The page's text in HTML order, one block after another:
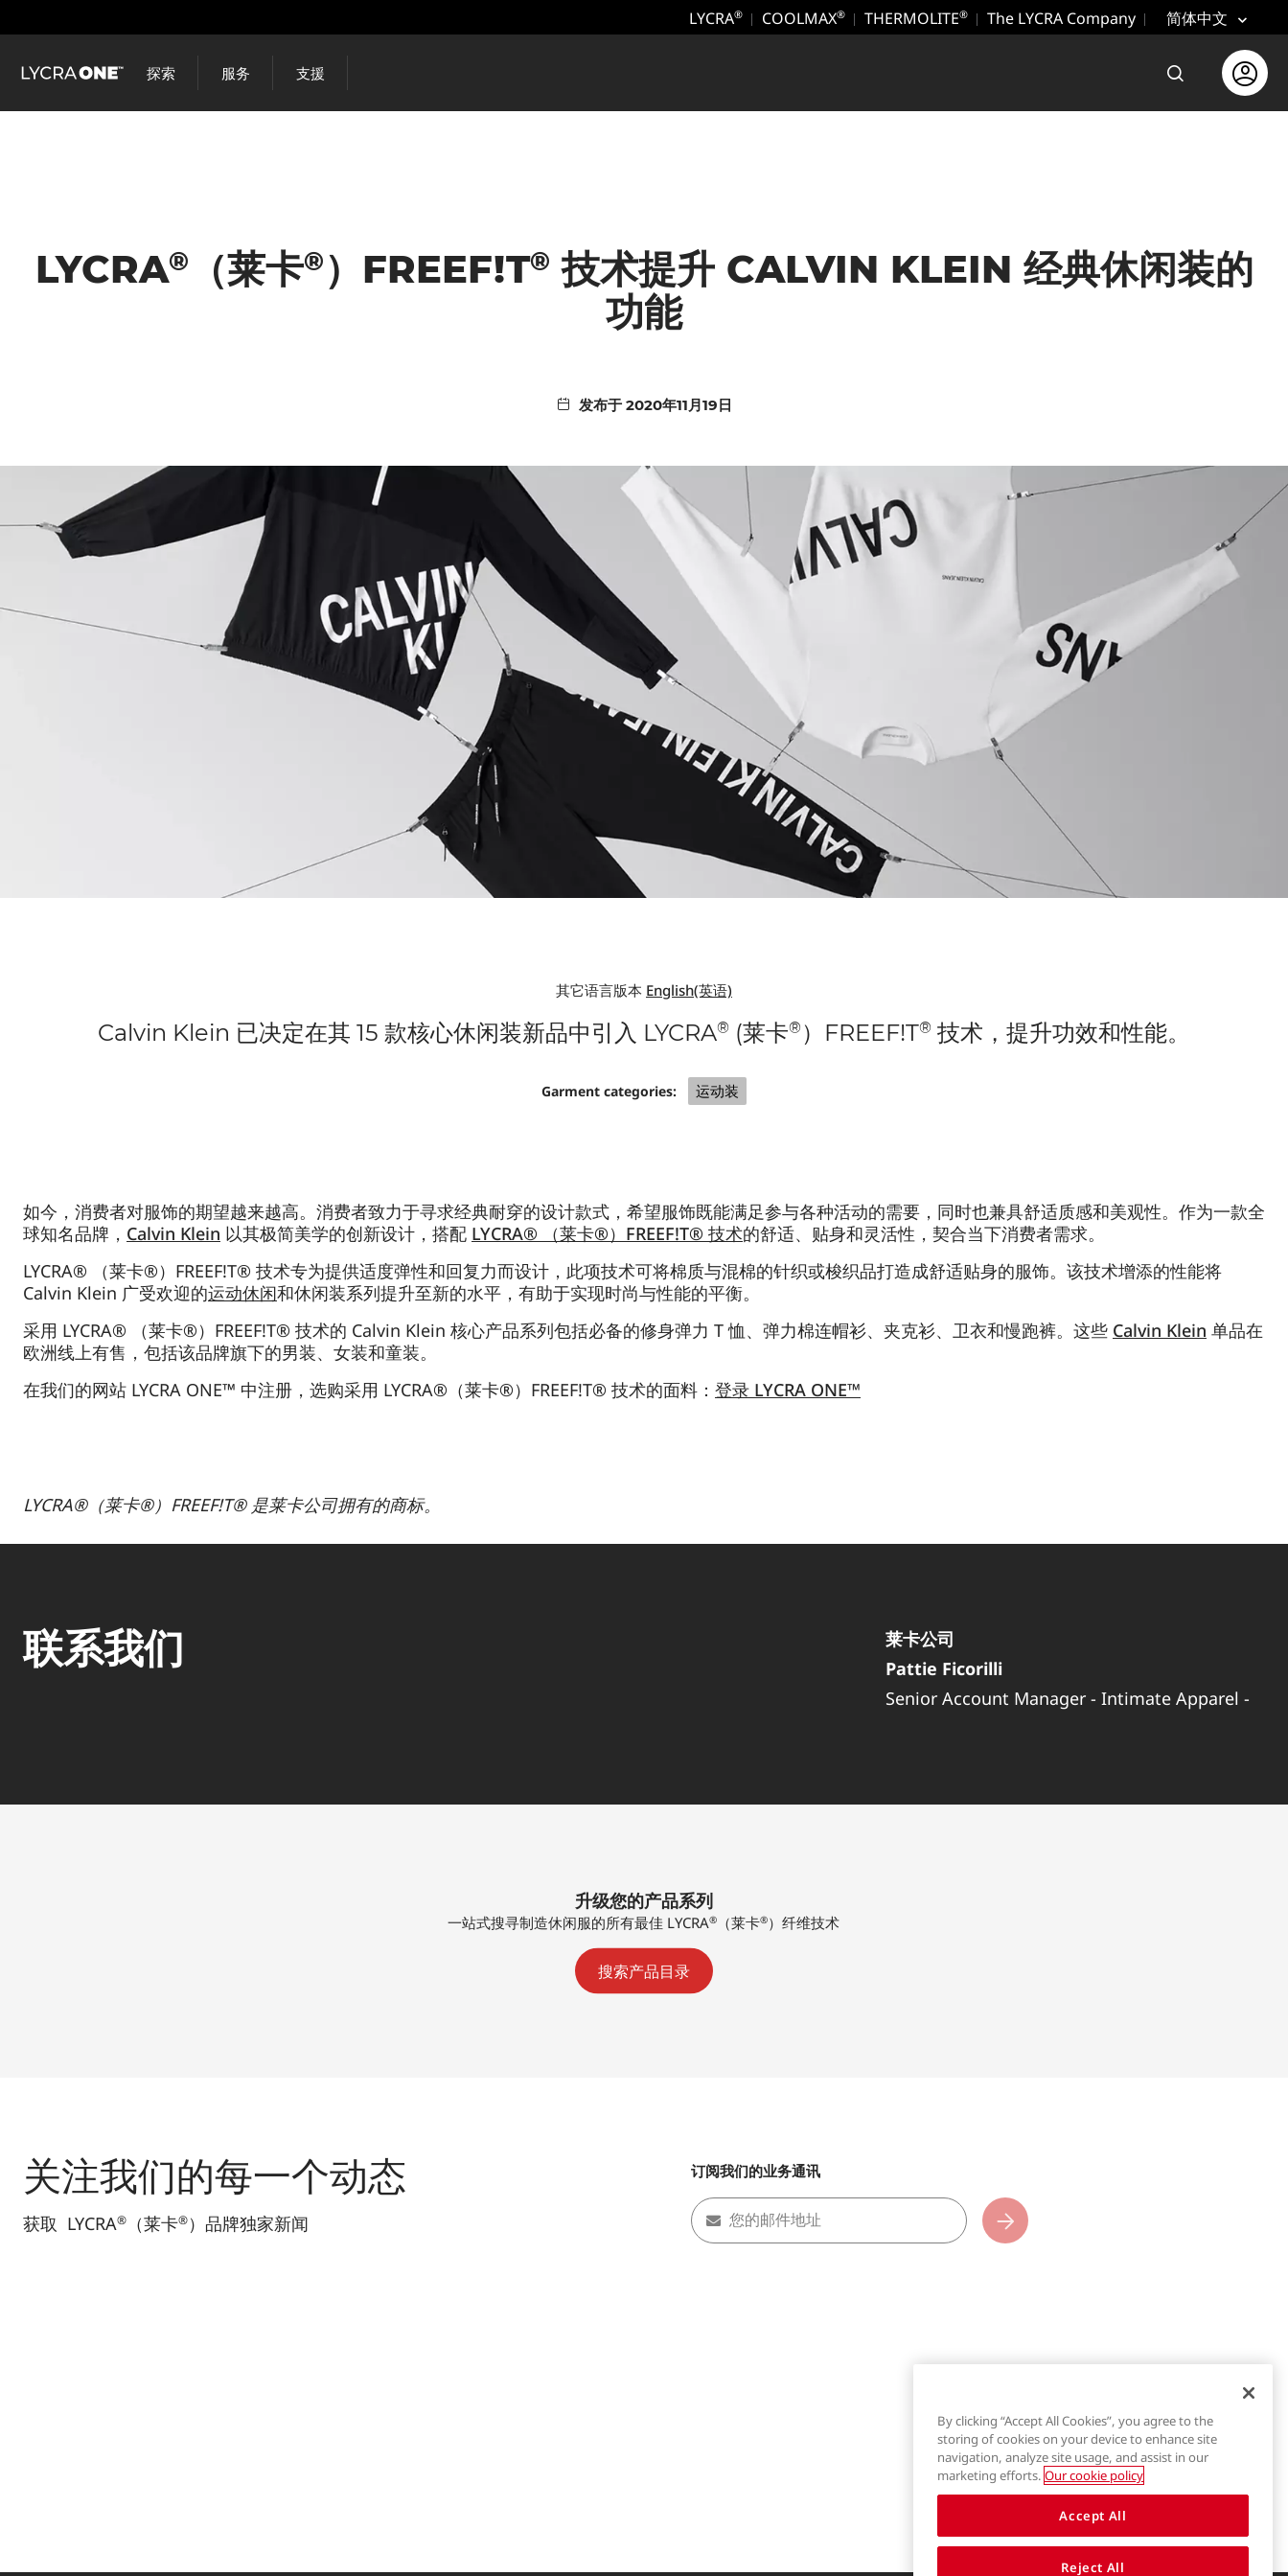
到
LYCRA® COOLMAX® THERMOLITE® The LYCRA Company 简体中文
探索 服务 支援 打开搜索Open
LYCRA® （莱卡® ）FREEF!T® 技术提升 CALVIN KLEIN 经典休闲装的
功能
发布于 2020年11月19日
其它语言版本 English(英语)
Calvin Klein 已决定在其 15 款核心休闲装新品中引入 LYCRA® (莱卡® ）FREEF!T® 技术，提升功效和性能。
Garment categories: 运动装
如今，消费者对服饰的期望越来越高。消费者致力于寻求经典耐穿的设计款式，希望服饰既能满足参与各种活动的需要，同时也兼具舒适质感和美观性。作为一款全
球知名品牌， Calvin Klein 以其极简美学的创新设计，搭配 LYCRA® （莱卡®）FREEF!T® 技术的舒适、贴身和灵活性，契合当下消费者需求。
LYCRA® （莱卡®）FREEF!T® 技术专为提供适度弹性和回复力而设计，此项技术可将棉质与混棉的针织或梭织品打造成舒适贴身的服饰。该技术增添的性能将
Calvin Klein 广受欢迎的运动休闲和休闲装系列提升至新的水平，有助于实现时尚与性能的平衡。
采用 LYCRA® （莱卡®）FREEF!T® 技术的 Calvin Klein 核心产品系列包括必备的修身弹力 T 恤、弹力棉连帽衫、夹克衫、卫衣和慢跑裤。这些 Calvin Klein 单品在
欧洲线上有售，包括该品牌旗下的男装、女装和童装。
在我们的网站 LYCRA ONE™ 中注册，选购采用 LYCRA®（莱卡®）FREEF!T® 技术的面料： 登录 LYCRA ONE™
LYCRA®（莱卡®）FREEF!T® 是莱卡公司拥有的商标。
联系我们
莱卡公司
Pattie Ficorilli
Senior Account Manager - Intimate Apparel -
升级您的产品系列
一站式搜寻制造休闲服的所有最佳 LYCRA® （莱卡®）纤维技术
搜索产品目录
关注我们的每一个动态
获取 LYCRA® （莱卡®）品牌独家新闻
订阅我们的业务通讯
您的邮件地址
Subscribe
By clicking “Accept All Cookies”, you agree to the
storing of cookies on your device to enhance site
navigation, analyze site usage, and assist in our
marketing efforts. Our cookie policy
Accept All
Reject All